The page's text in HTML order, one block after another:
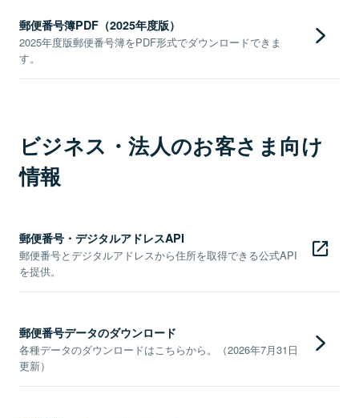
郵便番号簿PDF（2025年度版）
2025年度版郵便番号簿をPDF形式でダウンロードできま
す。
ビジネス・法人のお客さま向け
情報
郵便番号・デジタルアドレスAPI
郵便番号とデジタルアドレスから住所を取得できる公式API
を提供。
郵便番号データのダウンロード
各種データのダウンロードはこちらから。（2026年7月31日
更新）